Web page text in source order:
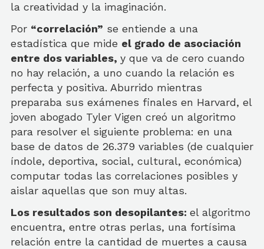
la creatividad y la imaginación.
Por “correlación” se entiende a una
estadística que mide el grado de asociación
entre dos variables, y que va de cero cuando
no hay relación, a uno cuando la relación es
perfecta y positiva. Aburrido mientras
preparaba sus exámenes finales en Harvard, el
joven abogado Tyler Vigen creó un algoritmo
para resolver el siguiente problema: en una
base de datos de 26.379 variables (de cualquier
índole, deportiva, social, cultural, económica)
computar todas las correlaciones posibles y
aislar aquellas que son muy altas.
Los resultados son desopilantes: el algoritmo
encuentra, entre otras perlas, una fortísima
relación entre la cantidad de muertes a causa